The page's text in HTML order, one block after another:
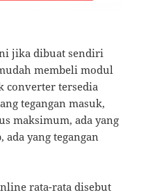
jika dibuat sendiri
membeli modul
converter tersedia
tegangan masuk,
maksimum, ada yang
yang tegangan
rata-rata disebut